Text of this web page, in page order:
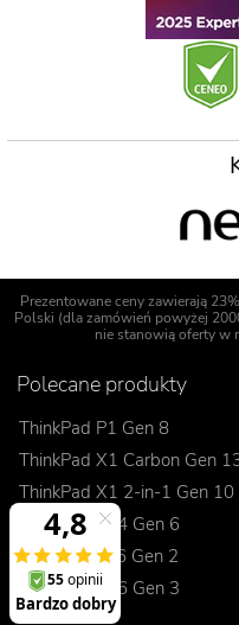
Prezentowane ceny zawierają
Polski (dla zamówień powyżej
nie stanowią oferty w
Polecane produkty
ThinkPad P1 Gen 8
ThinkPad X1 Carbon Gen
ThinkPad X1 2-in-1 Gen 10
ThinkPad T14 Gen 6
ThinkPad L16 Gen 2
ThinkPad E16 Gen 3